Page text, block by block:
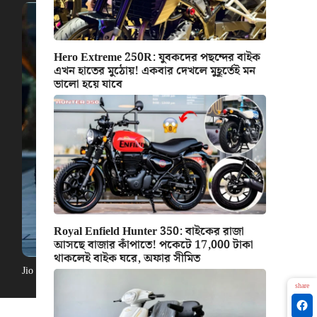
Jio Electric Cycle: বিরাট সুখবর, দাম স্মার্টফোনের থেকেও কম! চমৎকার লুক
Hero Extreme 250R: যুবকদের পছন্দের বাইক
এখন হাতের মুঠোয়! একবার দেখলে মুহূর্তেই মন
ভালো হয়ে যাবে
Royal Enfield Hunter 350: বাইকের রাজা
আসছে বাজার কাঁপাতে! পকেটে 17,000 টাকা
থাকলেই বাইক ঘরে, অফার সীমিত
share